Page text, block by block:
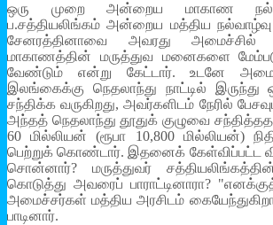
ஒரு முறை அன்றைய மாகாண
ப.சத்தியலிங்கம் அன்றைய மத்திய
சேனரத்தினாவை அவரது அமைச்சில்
மாகாணத்தின் மருத்துவ மனைகளை
வேண்டும் என்று கேட்டார். உடனே
இலங்கைக்கு நெதலாந்து நாட்டில்
சந்திக்க வருகிறது, அவர்களிடம் நேரில்
அந்தத் நெதலாந்து தூதுக் குழுவை
60 மில்லியன் (ரூபா 10,800 மில்லியன்)
பெற்றுக் கொண்டார். இதனைக்
சொன்னார்? மருத்துவர்
கொடுத்து அவரைப் பாராட்டினாரா?
அமைச்சர்கள் மத்திய அரசிடம்
பாடினார்.